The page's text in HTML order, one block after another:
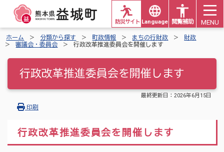
Languages 閲覧補助
防災サイト MENU
ホーム 分類から探す 町政情報 まちの行財政
財政
審議会・委員会
行政改革推進委員会を開催します
行政改革推進委員会を開催します
最終更新日： 2026年6月15日
印刷
行政改革推進委員会を開催します